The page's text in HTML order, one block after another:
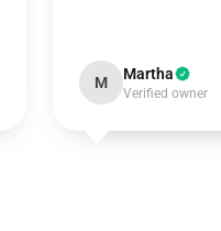
M Martha
Verified owner